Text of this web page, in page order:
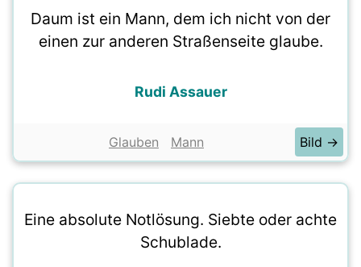
Daum ist ein Mann, dem ich nicht von der
einen zur anderen Straßenseite glaube.
Rudi Assauer
Glauben Mann Bild →
Eine absolute Notlösung. Siebte oder achte
Schublade.